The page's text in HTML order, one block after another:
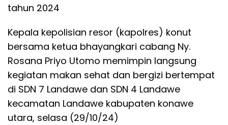
tahun 2024
Kepala kepolisian resor (kapolres) konut
bersama ketua bhayangkari cabang Ny.
Rosana Priyo Utomo memimpin langsung
kegiatan makan sehat dan bergizi bertempat
di SDN 7 Landawe dan SDN 4 Landawe
kecamatan Landawe kabupaten konawe
utara, selasa (29/10/24)